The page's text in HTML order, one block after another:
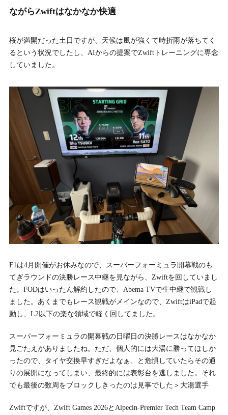
ながらZwiftはなかなか快適
桜が満開だった土日ですが、天候は風が強くて時折雨が落ちてく
るという状況でしたし、AIからの提案でZwiftトレーニングに専念
していました。
F1は4月開催がお休みなので、スーパーフォーミュラ開幕戦のも
てぎラウンドの決勝レース中継を見ながら、Zwiftを回していまし
た。FODはいったん解約したので、Abema TVで生中継で観戦し
ました。あくまでもレース観戦がメインなので、ZwiftはiPadで起
動し、L2以下の楽な領域で軽く回してました。
スーパーフォーミュラの開幕戦の日曜日の決勝レースはなかなか
見ごたえがありましたね。ただ、個人的には大湯に勝ってほしか
ったので、タイヤ交換早すぎだよなぁ、と危惧していたらその通
りの展開になってしまい、最終的には表彰台を逃しました。それ
でも最後の数周をブロックしきったのは見事でした＞大湯選手
Zwiftですが、Zwift Games 2026とAlpecin-Premier Tech Team Camp